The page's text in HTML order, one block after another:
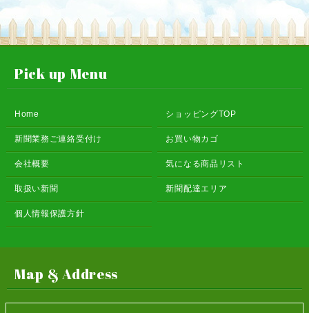
Pick up Menu
Home ショッピングTOP
新聞業務ご連絡受付け お買い物カゴ
会社概要 気になる商品リスト
取扱い新聞 新聞配達エリア
個人情報保護方針
Map & Address